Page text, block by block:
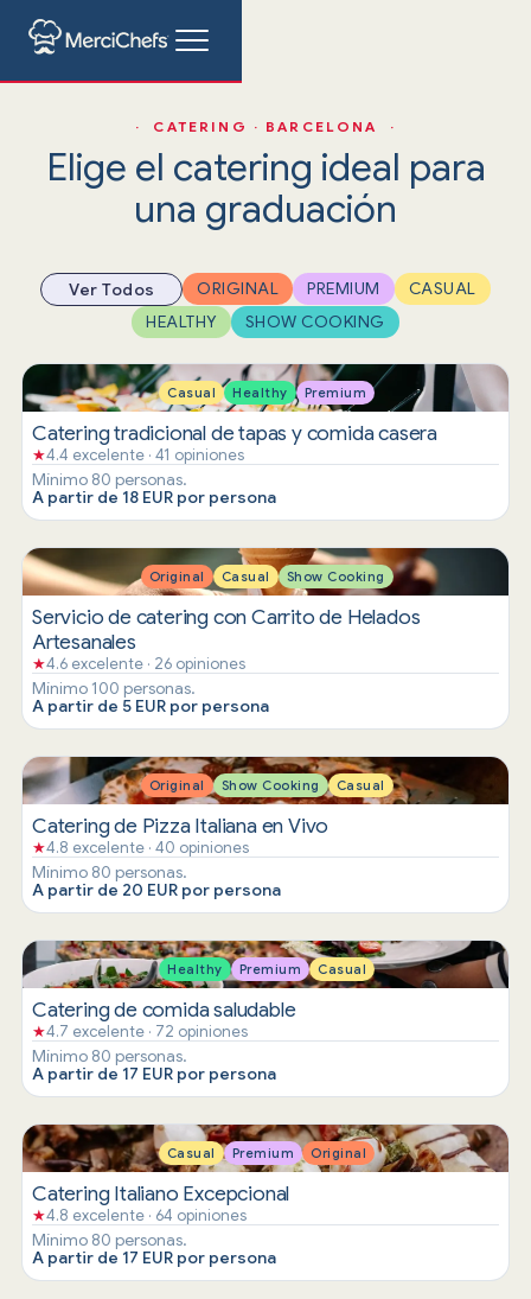
· CATERING · BARCELONA ·
Elige el catering ideal para
una graduación
Ver Todos ORIGINAL PREMIUM
CASUAL
HEALTHY
SHOW COOKING
Casual Healthy Premium
Catering tradicional de tapas y comida casera
★4.4 excelente · 41 opiniones
Mínimo 80 personas.
A partir de 18 EUR por persona
Original Casual Show Cooking
Servicio de catering con Carrito de Helados
Artesanales
★4.6 excelente · 26 opiniones
Mínimo 100 personas.
A partir de 5 EUR por persona
Original Show Cooking Casual
Catering de Pizza Italiana en Vivo
★4.8 excelente · 40 opiniones
Mínimo 80 personas.
A partir de 20 EUR por persona
Healthy Premium Casual
Catering de comida saludable
★4.7 excelente · 72 opiniones
Mínimo 80 personas.
A partir de 17 EUR por persona
Casual Premium Original
Catering Italiano Excepcional
★4.8 excelente · 64 opiniones
Mínimo 80 personas.
A partir de 17 EUR por persona